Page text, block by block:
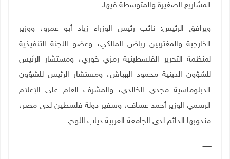
المشاريع الصغيرة والمتوسطة فيها.
ويرافق الرئيس: نائب رئيس الوزراء زياد أبو عمرو، ووزير
الخارجية والمغتربين رياض المالكي، وعضو اللجنة التنفيذية
لمنظمة التحرير الفلسطينية رمزي خوري، ومستشار الرئيس
للشؤون الدينية محمود الهباش، ومستشار الرئيس للشؤون
الدبلوماسية مجدي الخالدي، والمشرف العام على الإعلام
الرسمي الوزير أحمد عساف، وسفير دولة فلسطين لدى مصر،
مندوبها الدائم لدى الجامعة العربية دياب اللوح.
ــــــــ